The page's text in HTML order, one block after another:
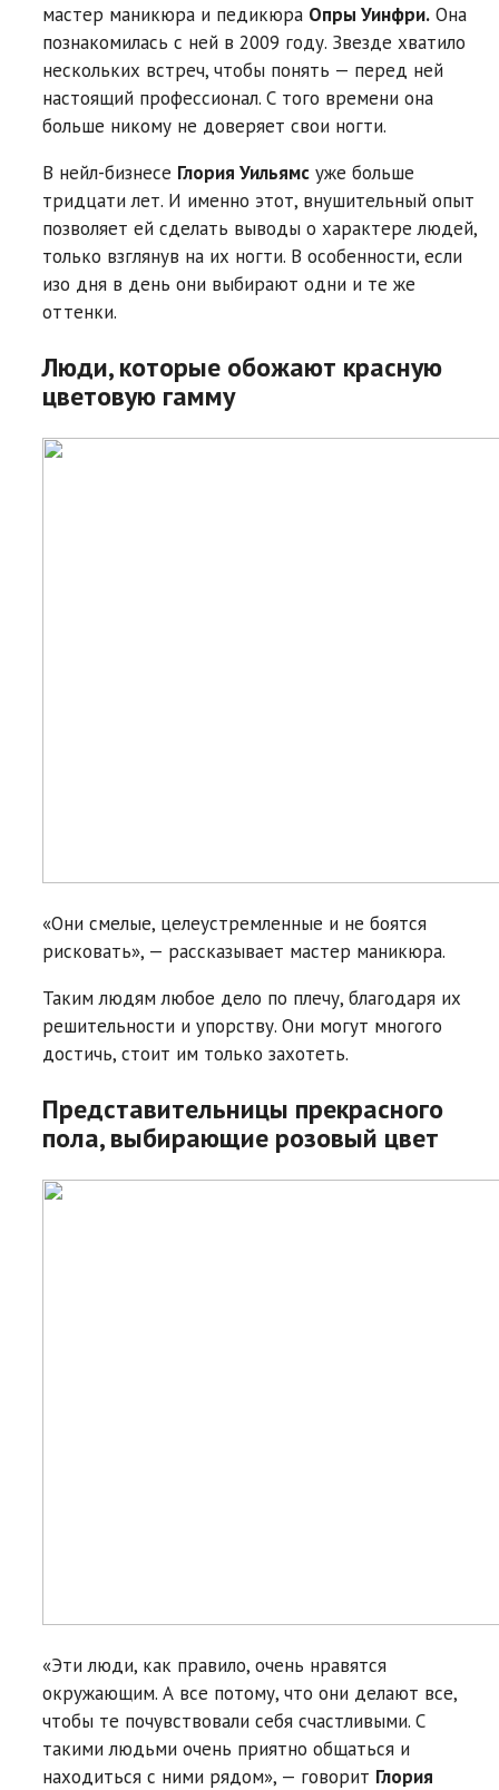
мастер маникюра и педикюра Опры Уинфри. Она
познакомилась с ней в 2009 году. Звезде хватило
нескольких встреч, чтобы понять — перед ней
настоящий профессионал. С того времени она
больше никому не доверяет свои ногти.
В нейл-бизнесе Глория Уильямс уже больше
тридцати лет. И именно этот, внушительный опыт
позволяет ей сделать выводы о характере людей,
только взглянув на их ногти. В особенности, если
изо дня в день они выбирают одни и те же
оттенки.
Люди, которые обожают красную
цветовую гамму
«Они смелые, целеустремленные и не боятся
рисковать», — рассказывает мастер маникюра.
Таким людям любое дело по плечу, благодаря их
решительности и упорству. Они могут многого
достичь, стоит им только захотеть.
Представительницы прекрасного
пола, выбирающие розовый цвет
«Эти люди, как правило, очень нравятся
окружающим. А все потому, что они делают все,
чтобы те почувствовали себя счастливыми. С
такими людьми очень приятно общаться и
находиться с ними рядом», — говорит Глория